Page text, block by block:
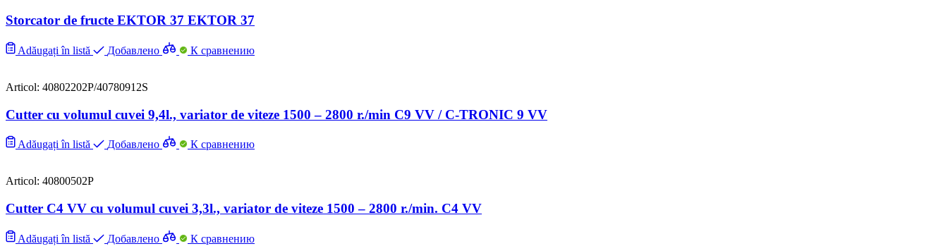
Storcator de fructe EKTOR 37 EKTOR 37
Adăugați în listă Добавлено К сравнению
Articol: 40802202P/40780912S
Cutter cu volumul cuvei 9,4l., variator de viteze 1500 – 2800 r./min C9 VV / C-TRONIC 9 VV
Adăugați în listă Добавлено К сравнению
Articol: 40800502P
Cutter C4 VV cu volumul cuvei 3,3l., variator de viteze 1500 – 2800 r./min. C4 VV
Adăugați în listă Добавлено К сравнению